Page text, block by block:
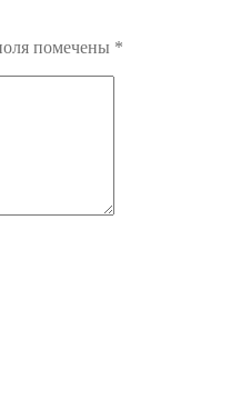
помечены *